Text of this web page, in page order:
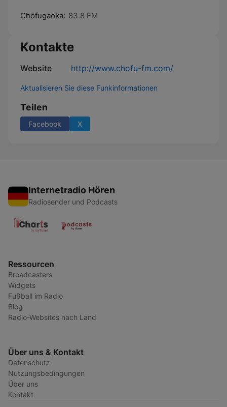
Chōfugaoka: 83.8 FM
Kontakte
Website http://www.chofu-fm.com/
Aktualisieren Sie diese Funkinformationen
Teilen
Facebook X
Internetradio Hören
Radiosender und Podcasts
Ressourcen
Broadcasters
Widgets
Fußball im Radio
Blog
Radio-Websites nach Land
Über uns & Kontakt
Datenschutz
Nutzungsbedingungen
Über uns
Kontakt